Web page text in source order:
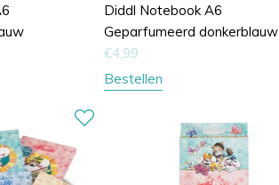
Diddl Notebook A6
Geparfumeerd donkerblauw
€4,99
Bestellen